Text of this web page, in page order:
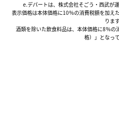
e.デパートは、株式会社そごう・西武が
表示価格は本体価格に10％の消費税額を加え
ります
酒類を除いた飲食料品は、本体価格に8％
格）」となっ